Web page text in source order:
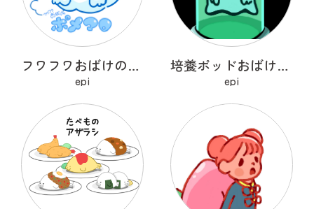
フワフワおばけのポメマロ
epi
培養ポッドおばけ フライトン
epi